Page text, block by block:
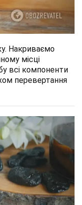
Накриваємо
місці
всі компоненти
перевертання